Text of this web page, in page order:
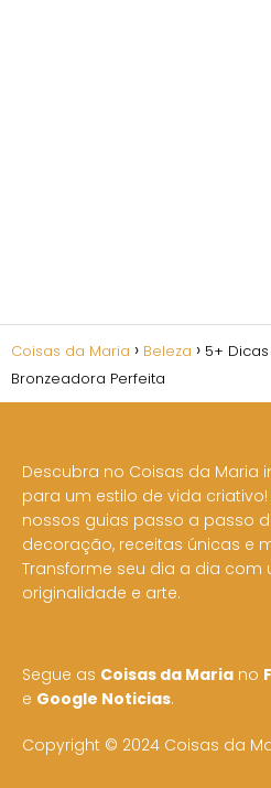
Coisas da Maria Beleza
5+
Bronzeadora Perfeita
Descubra no Coisas da Maria
para um estilo de vida
nossos guias passo a passo
decoração, receitas únicas e
Transforme seu dia a dia com
originalidade e arte.
Segue as Coisas da Maria no
e Google Noticias.
Copyright © 2024 Coisas da